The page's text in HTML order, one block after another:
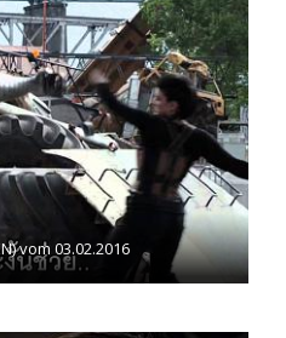
vom 03.02.2016